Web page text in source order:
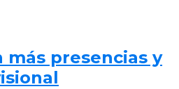
más presencias y